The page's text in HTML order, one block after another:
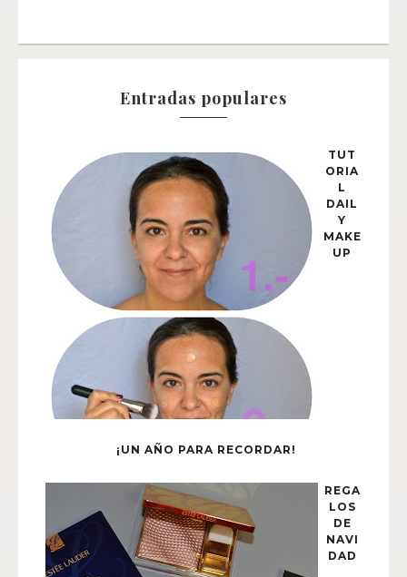
Entradas populares
TUT
ORIA
L
DAIL
Y
MAKE
UP
¡UN AÑO PARA RECORDAR!
REGA
LOS
DE
NAVI
DAD